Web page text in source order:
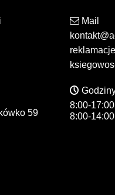
59
Mail
8:00-
8:00-